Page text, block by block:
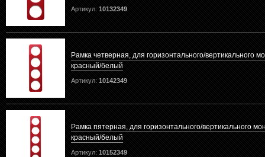
Артикул: 10132349
Рамка четверная, для горизонтального/вертикального
красный/белый
Артикул: 10142349
Рамка пятерная, для горизонтального/вертикального
красный/белый
Артикул: 10152349